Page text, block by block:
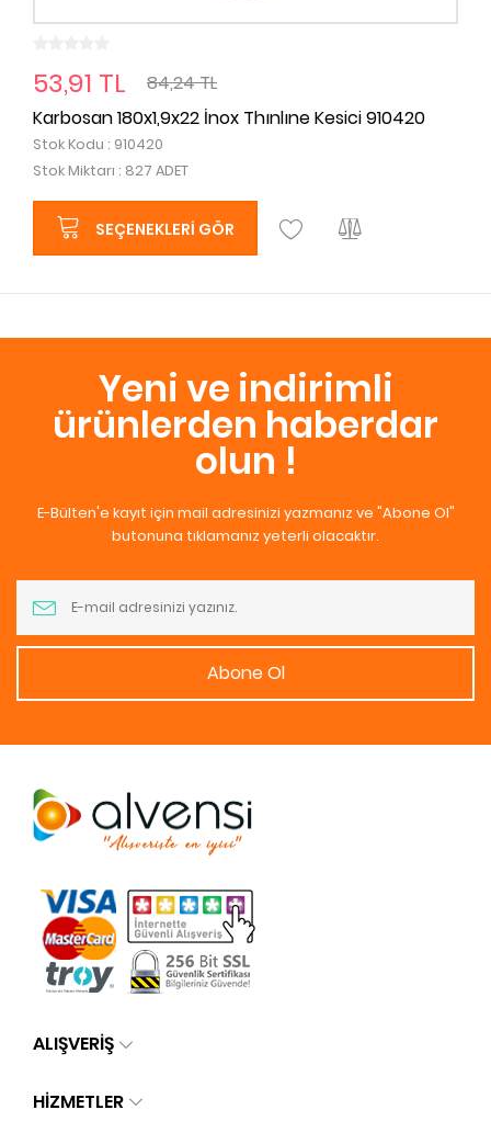
53,91 TL
84,24 TL
Karbosan 180x1,9x22 İnox Thınlıne Kesici 910420
Stok Kodu : 910420
Stok Miktarı : 827 ADET
SEÇENEKLERI GÖR
Yeni ve indirimli
ürünlerden haberdar
olun !
E-Bülten'e kayıt için mail adresinizi yazmanız ve "Abone Ol"
butonuna tıklamanız yeterli olacaktır.
Abone Ol
ALIŞVERİŞ
HİZMETLER